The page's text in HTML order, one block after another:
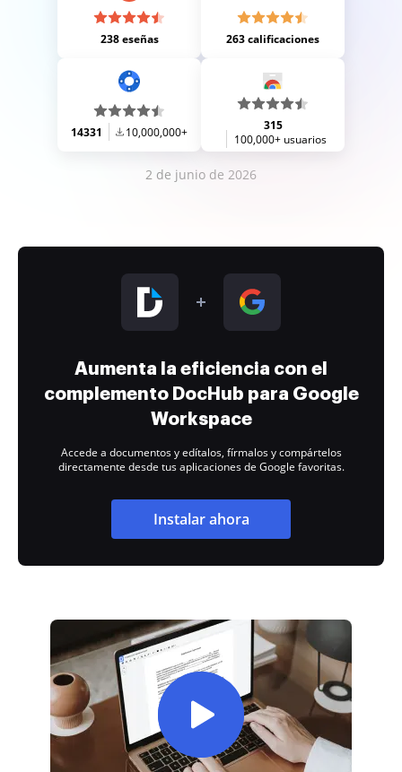
238 eseñas 263 calificaciones
14331 10,000,000+
315
100,000+ usuarios
2 de junio de 2026
Aumenta la eficiencia con el
complemento DocHub para Google
Workspace
Accede a documentos y edítalos, fírmalos y compártelos
directamente desde tus aplicaciones de Google favoritas.
Instalar ahora